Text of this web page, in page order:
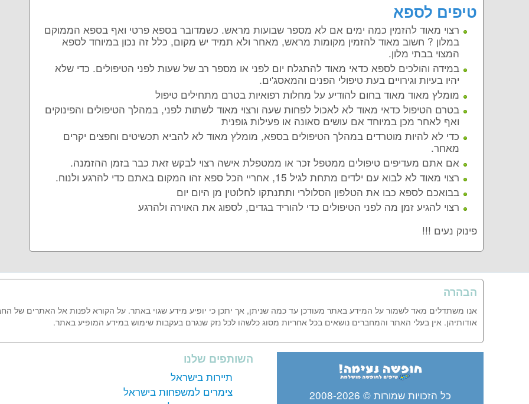
טיפים לספא
רצוי מאוד להזמין כמה ימים אם לא מספר שבועות מראש. כשמדובר בספא פרטי ואף בספא הממוקם
במלון ? חשוב מאוד להזמין מקומות מראש, מאחר ולא תמיד יש מקום, כלל זה נכון במיוחד לספא
המצוי בבתי מלון.
במידה והולכים לספא כדאי מאוד להתגלח יום לפני או מספר רב של שעות לפני הטיפולים. כדי שלא
יהיו בעיות וגירויים בעת טיפולי הפנים והמאסג'ים.
מומלץ מאוד מאוד בחום להודיע על מחלות רפואיות בטרם מתחילים טיפול
בטרם הטיפול כדאי מאוד לא לאכול לפחות שעה ורצוי מאוד לשתות לפני, במהלך הטיפולים והפינוקים
ואף לאחר מכן במיוחד אם עושים סאונה או פעילות גופנית
כדי לא להיות מוטרדים במהלך הטיפולים בספא, מומלץ מאוד לא להביא תכשיטים וחפצים יקרים
מאחר.
אם אתם מעדיפים טיפולים ממטפל זכר או ממטפלת אישה רצוי לבקש זאת כבר בזמן ההזמנה.
רצוי מאוד לא לבוא עם ילדים מתחת לגיל 15, אחריי הכל ספא זהו המקום באתם כדי להרגע ולנוח.
בבואכם לספא כבו את הטלפון הסלולרי ותתנתקו לחלוטין מן היום יום
רצוי להגיע זמן מה לפני הטיפולים כדי להוריד בגדים, לספוג את האוירה ולהרגע
פינוק נעים !!!
הבהרה
אנו משתדלים מאד לשמור על המידע באתר מעודכן עד כמה שניתן, אך יתכן כי יופיע מידע שגוי באתר. על הקורא לפנות אל האתרים של
אודותיהן. אין בעלי האתר והמחברים נושאים בכל אחריות מסוג כלשהו לכל נזק שנגרם בעקבות שימוש במידע המופיע באתר.
כל הזכויות שמורות © 2008-2026
השותפים שלנו
תיירות בישראל
צימרים למשפחות בישראל